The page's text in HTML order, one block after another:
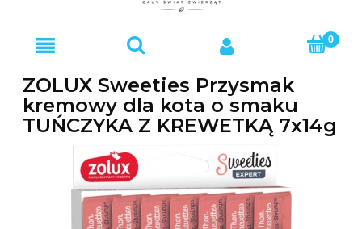
ZOLUX Sweeties Przysmak
kremowy dla kota o smaku
TUŃCZYKA Z KREWETKĄ 7x14g